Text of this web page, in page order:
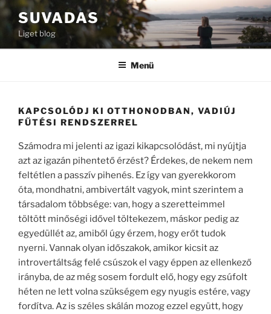
Tartalomhoz
SUVADAS
Liget blog
Menü
KAPCSOLÓDJ KI OTTHONODBAN, VADIÚJ
FŰTÉSI RENDSZERREL
Számodra mi jelenti az igazi kikapcsolódást, mi nyújtja
azt az igazán pihentető érzést? Érdekes, de nekem nem
feltétlen a passzív pihenés. Ez így van gyerekkorom
óta, mondhatni, ambivertált vagyok, mint szerintem a
társadalom többsége: van, hogy a szeretteimmel
töltött minőségi idővel töltekezem, máskor pedig az
egyedüllét az, amiből úgy érzem, hogy erőt tudok
nyerni. Vannak olyan időszakok, amikor kicsit az
introvertáltság felé csúszok el vagy éppen az ellenkező
irányba, de az még sosem fordult elő, hogy egy zsúfolt
héten ne lett volna szükségem egy nyugis estére, vagy
fordítva. Az is széles skálán mozog ezzel együtt, hogy